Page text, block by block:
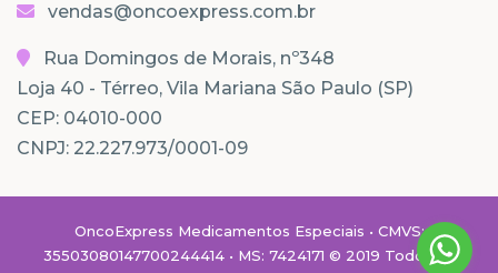
vendas@oncoexpress.com.br
Rua Domingos de Morais, nº348
Loja 40 - Térreo, Vila Mariana São Paulo (SP)
CEP: 04010-000
CNPJ: 22.227.973/0001-09
OncoExpress Medicamentos Especiais • CMVS:
35503080147700244414 • MS: 7424171 © 2019 Todos os